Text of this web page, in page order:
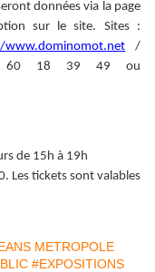
données via la page
sur le site. Sites :
www.dominomot.net /
60 18 39 49 ou
de 15h à 19h
Les tickets sont valables
METROPOLE
#EXPOSITIONS